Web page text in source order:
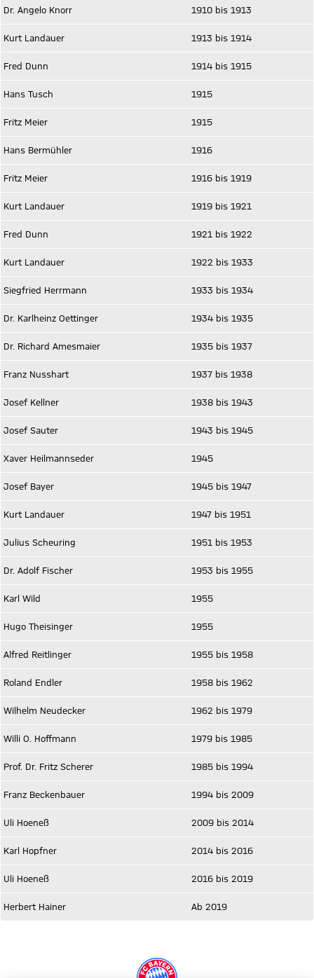
Dr. Angelo Knorr 1910 bis 1913
Kurt Landauer 1913 bis 1914
Fred Dunn 1914 bis 1915
Hans Tusch 1915
Fritz Meier 1915
Hans Bermühler 1916
Fritz Meier 1916 bis 1919
Kurt Landauer 1919 bis 1921
Fred Dunn 1921 bis 1922
Kurt Landauer 1922 bis 1933
Siegfried Herrmann 1933 bis 1934
Dr. Karlheinz Oettinger 1934 bis 1935
Dr. Richard Amesmaier 1935 bis 1937
Franz Nusshart 1937 bis 1938
Josef Kellner 1938 bis 1943
Josef Sauter 1943 bis 1945
Xaver Heilmannseder 1945
Josef Bayer 1945 bis 1947
Kurt Landauer 1947 bis 1951
Julius Scheuring 1951 bis 1953
Dr. Adolf Fischer 1953 bis 1955
Karl Wild 1955
Hugo Theisinger 1955
Alfred Reitlinger 1955 bis 1958
Roland Endler 1958 bis 1962
Wilhelm Neudecker 1962 bis 1979
Willi O. Hoffmann 1979 bis 1985
Prof. Dr. Fritz Scherer 1985 bis 1994
Franz Beckenbauer 1994 bis 2009
Uli Hoeneß 2009 bis 2014
Karl Hopfner 2014 bis 2016
Uli Hoeneß 2016 bis 2019
Herbert Hainer Ab 2019